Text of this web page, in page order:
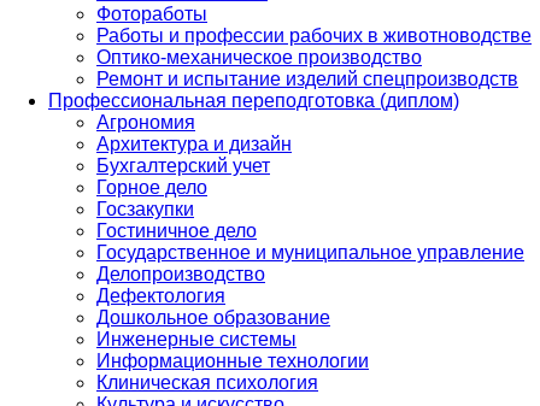
Фотоработы
Работы и профессии рабочих в животноводстве
Оптико-механическое производство
Ремонт и испытание изделий спецпроизводств
Профессиональная переподготовка (диплом)
Агрономия
Архитектура и дизайн
Бухгалтерский учет
Горное дело
Госзакупки
Гостиничное дело
Государственное и муниципальное управление
Делопроизводство
Дефектология
Дошкольное образование
Инженерные системы
Информационные технологии
Клиническая психология